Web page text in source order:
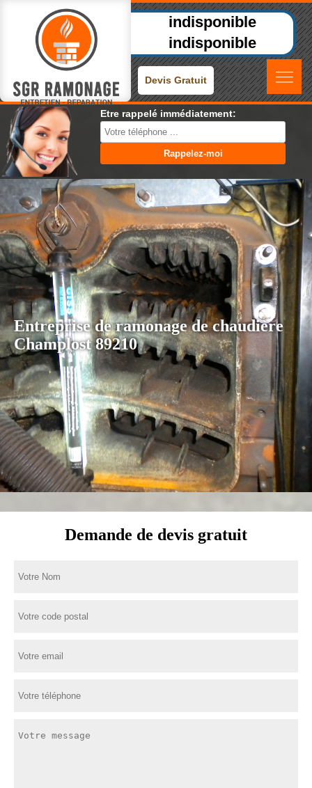
indisponible
indisponible
Devis Gratuit
Etre rappelé immédiatement:
Entreprise de ramonage de chaudière
Champlost 89210
Demande de devis gratuit